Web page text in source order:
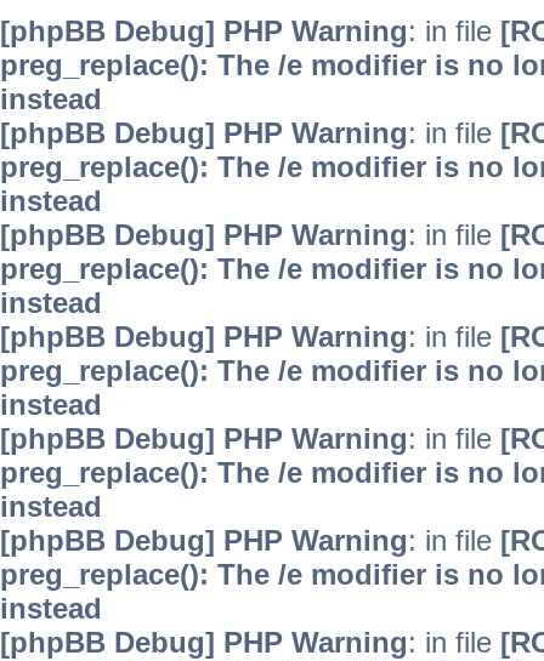
[phpBB Debug] PHP Warning: in file
preg_replace(): The /e modifier is no
instead
[phpBB Debug] PHP Warning: in file
preg_replace(): The /e modifier is no
instead
[phpBB Debug] PHP Warning: in file
preg_replace(): The /e modifier is no
instead
[phpBB Debug] PHP Warning: in file
preg_replace(): The /e modifier is no
instead
[phpBB Debug] PHP Warning: in file
preg_replace(): The /e modifier is no
instead
[phpBB Debug] PHP Warning: in file
preg_replace(): The /e modifier is no
instead
[phpBB Debug] PHP Warning: in file